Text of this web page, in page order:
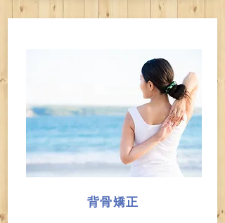
背骨矯正